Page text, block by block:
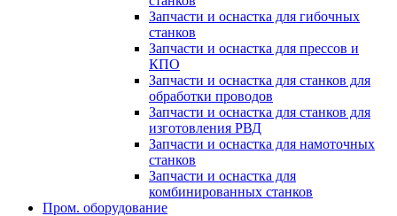
Запчасти и оснастка для гибочных
станков
Запчасти и оснастка для прессов и
КПО
Запчасти и оснастка для станков для
обработки проводов
Запчасти и оснастка для станков для
изготовления РВД
Запчасти и оснастка для намоточных
станков
Запчасти и оснастка для
комбинированных станков
Пром. оборудование